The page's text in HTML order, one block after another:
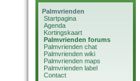
Palmvrienden
Startpagina
Agenda
Kortingskaart
Palmvrienden forums
Palmvrienden chat
Palmvrienden wiki
Palmvrienden maps
Palmvrienden label
Contact